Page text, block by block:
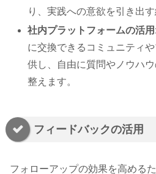
り、実践への意欲を引き出す
社内プラットフォームの活用
に交換できるコミュニティ
供し、自由に質問やノウハ
整えます。
フィードバックの活用
フォローアップの効果を高める